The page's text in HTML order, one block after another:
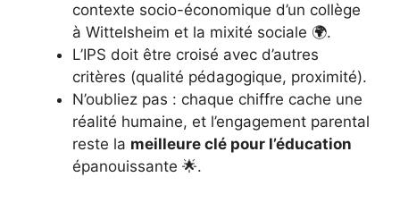
contexte socio-économique d’un collège
à Wittelsheim et la mixité sociale 🌍.
L’IPS doit être croisé avec d’autres
critères (qualité pédagogique, proximité).
N’oubliez pas : chaque chiffre cache une
réalité humaine, et l’engagement parental
reste la meilleure clé pour l’éducation
épanouissante 🌟.